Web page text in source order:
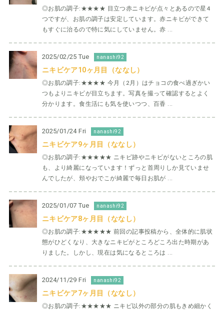
◎お肌の調子:★★★★ 目立つ赤ニキビが点々とあるので星4
つですが、お肌の調子は安定しています。赤ニキビができて
もすぐに治るので特に気にしていません。赤 ...
2025/02/25 Tue nanashi92
ニキビケア10ヶ月目（ななし）
◎お肌の調子:★★★★ 今月（2月）はチョコの食べ過ぎかい
つもよりニキビが目立ちます。写真を撮って確認するとよく
分かります。食生活にも気を使いつつ、百香 ...
2025/01/24 Fri nanashi92
ニキビケア9ヶ月目（ななし）
◎お肌の調子:★★★★★ ニキビ跡やニキビがないところの肌
も、より綺麗になっています！ずっと首周りしか見ていませ
んでしたが、頬やおでこが綺麗で毎日お肌が ...
2025/01/07 Tue nanashi92
ニキビケア8ヶ月目（ななし）
◎お肌の調子:★★★★★ 前回の記事投稿から、全体的に肌状
態がひどくなり、大きなニキビがところどころ出た時期があ
りました。しかし、現在は気になるところは ...
2024/11/29 Fri nanashi92
ニキビケア7ヶ月目（ななし）
◎お肌の調子:★★★★★ ニキビ以外の部分の肌もきめ細かく